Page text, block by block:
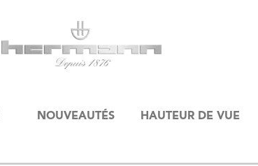
NOUVEAUTÉS HAUTEUR DE VUE